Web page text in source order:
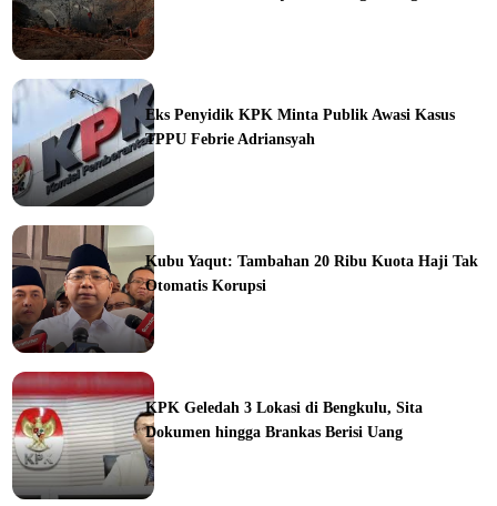
Eks Penyidik KPK Minta Publik Awasi Kasus
TPPU Febrie Adriansyah
Kubu Yaqut: Tambahan 20 Ribu Kuota Haji Tak
Otomatis Korupsi
KPK Geledah 3 Lokasi di Bengkulu, Sita
Dokumen hingga Brankas Berisi Uang